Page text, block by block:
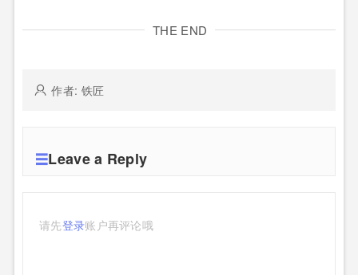
THE END
作者: 铁匠
Leave a Reply
请先登录账户再评论哦